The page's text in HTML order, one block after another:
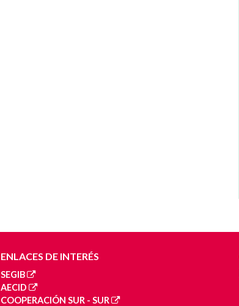
ENLACES DE INTERÉS
SEGIB
AECID
COOPERACIÓN SUR - SUR